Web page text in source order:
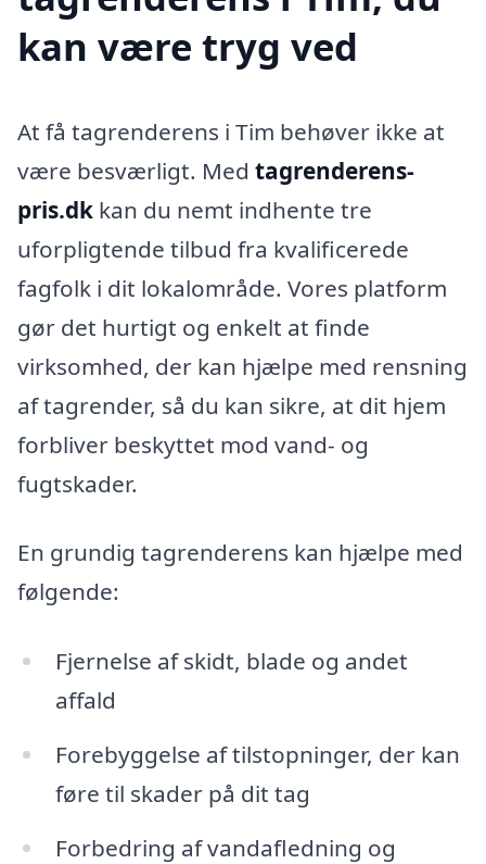
kan være tryg ved
At få tagrenderens i Tim behøver ikke at
være besværligt. Med tagrenderens-
pris.dk kan du nemt indhente tre
uforpligtende tilbud fra kvalificerede
fagfolk i dit lokalområde. Vores platform
gør det hurtigt og enkelt at finde
virksomhed, der kan hjælpe med rensning
af tagrender, så du kan sikre, at dit hjem
forbliver beskyttet mod vand- og
fugtskader.
En grundig tagrenderens kan hjælpe med
følgende:
Fjernelse af skidt, blade og andet
affald
Forebyggelse af tilstopninger, der kan
føre til skader på dit tag
Forbedring af vandafledning og